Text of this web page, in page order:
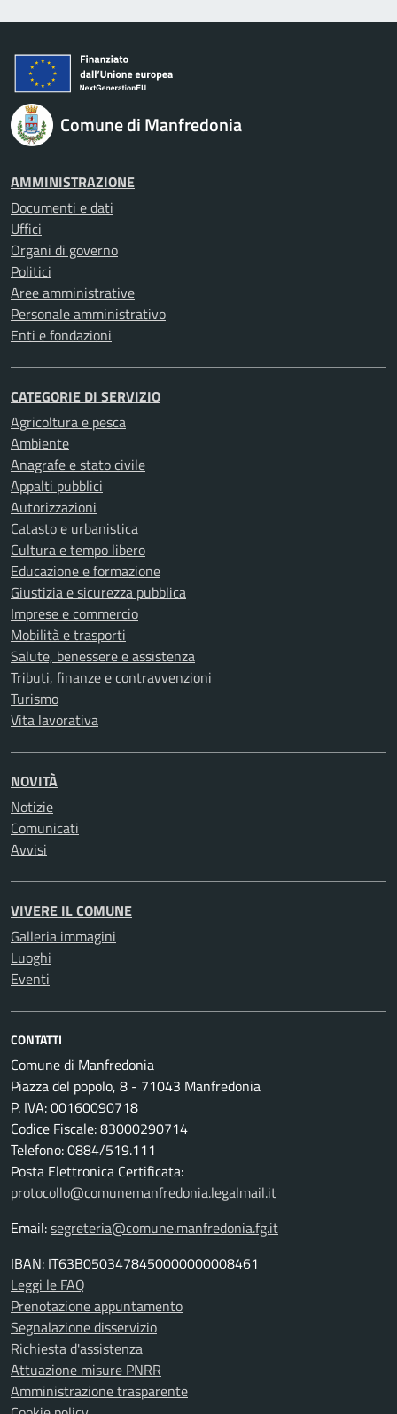
Comune di Manfredonia
AMMINISTRAZIONE
Documenti e dati
Uffici
Organi di governo
Politici
Aree amministrative
Personale amministrativo
Enti e fondazioni
CATEGORIE DI SERVIZIO
Agricoltura e pesca
Ambiente
Anagrafe e stato civile
Appalti pubblici
Autorizzazioni
Catasto e urbanistica
Cultura e tempo libero
Educazione e formazione
Giustizia e sicurezza pubblica
Imprese e commercio
Mobilità e trasporti
Salute, benessere e assistenza
Tributi, finanze e contravvenzioni
Turismo
Vita lavorativa
NOVITÀ
Notizie
Comunicati
Avvisi
VIVERE IL COMUNE
Galleria immagini
Luoghi
Eventi
CONTATTI
Comune di Manfredonia
Piazza del popolo, 8 - 71043 Manfredonia
P. IVA: 00160090718
Codice Fiscale: 83000290714
Telefono: 0884/519.111
Posta Elettronica Certificata:
protocollo@comunemanfredonia.legalmail.it
Email:segreteria@comune.manfredonia.fg.it
IBAN: IT63B0503478450000000008461
Leggi le FAQ
Prenotazione appuntamento
Segnalazione disservizio
Richiesta d'assistenza
Attuazione misure PNRR
Amministrazione trasparente